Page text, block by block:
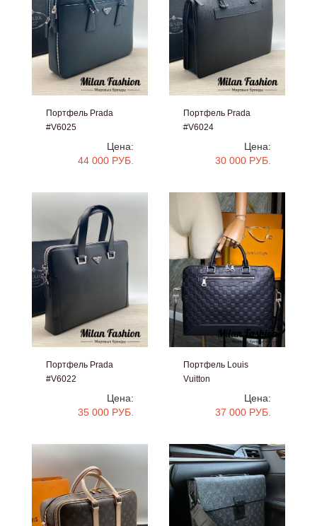
Портфель Prada
#V6025
Цена:
44 000 РУБ.
Портфель Prada
#V6024
Цена:
30 000 РУБ.
Портфель Prada
#V6022
Цена:
35 000 РУБ.
Портфель Louis
Vuitton
Цена:
37 000 РУБ.